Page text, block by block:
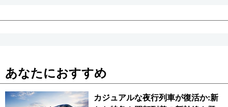
あなたにおすすめ
カジュアルな夜行列車が復活か:新